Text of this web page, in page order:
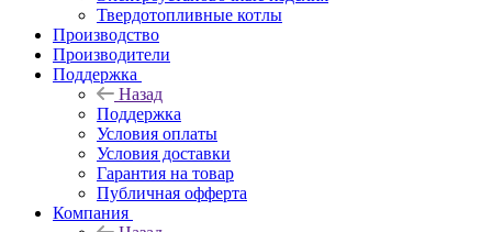
Твердотопливные котлы
Производство
Производители
Поддержка
Назад
Поддержка
Условия оплаты
Условия доставки
Гарантия на товар
Публичная офферта
Компания